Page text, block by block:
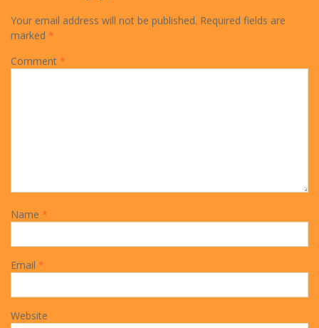
Your email address will not be published. Required fields are
marked *
Comment *
Name *
Email *
Website